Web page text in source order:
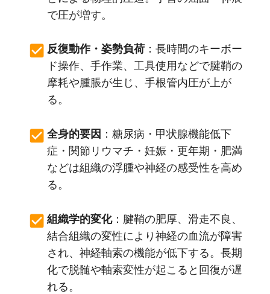
で圧が増す。
反復動作・姿勢負荷 ：長時間のキーボー
ド操作、手作業、工具使用などで腱鞘の
摩耗や腫脹が生じ、手根管内圧が上が
る。
全身的要因 ：糖尿病・甲状腺機能低下
症・関節リウマチ・妊娠・更年期・肥満
などは組織の浮腫や神経の感受性を高め
る。
組織学的変化：腱鞘の肥厚、滑走不良、
結合組織の変性により神経の血流が障害
され、神経軸索の機能が低下する。長期
化で脱髄や軸索変性が起こると回復が遅
れる。